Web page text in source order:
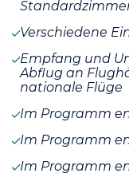
Verschiedene
Empfang und
Abflug an
nationale Flüge
Im Programm
Im Programm
Im Programm